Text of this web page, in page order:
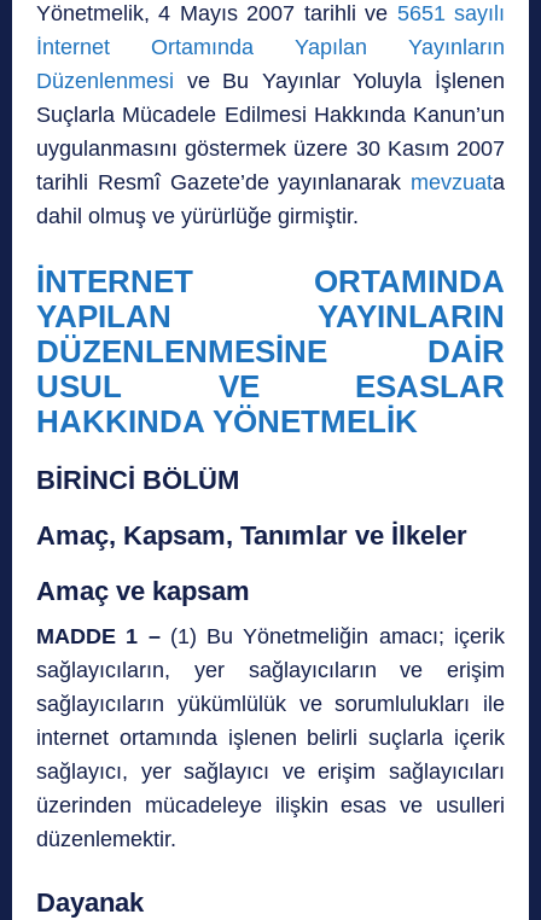
Yönetmelik, 4 Mayıs 2007 tarihli ve 5651 sayılı
İnternet Ortamında Yapılan Yayınların
Düzenlenmesi ve Bu Yayınlar Yoluyla İşlenen
Suçlarla Mücadele Edilmesi Hakkında Kanun’un
uygulanmasını göstermek üzere 30 Kasım 2007
tarihli Resmî Gazete’de yayınlanarak mevzuata
dahil olmuş ve yürürlüğe girmiştir.
İNTERNET ORTAMINDA
YAPILAN YAYINLARIN
DÜZENLENMESİNE DAİR
USUL VE ESASLAR
HAKKINDA YÖNETMELİK
BİRİNCİ BÖLÜM
Amaç, Kapsam, Tanımlar ve İlkeler
Amaç ve kapsam
MADDE 1 – (1) Bu Yönetmeliğin amacı; içerik
sağlayıcıların, yer sağlayıcıların ve erişim
sağlayıcıların yükümlülük ve sorumlulukları ile
internet ortamında işlenen belirli suçlarla içerik
sağlayıcı, yer sağlayıcı ve erişim sağlayıcıları
üzerinden mücadeleye ilişkin esas ve usulleri
düzenlemektir.
Dayanak